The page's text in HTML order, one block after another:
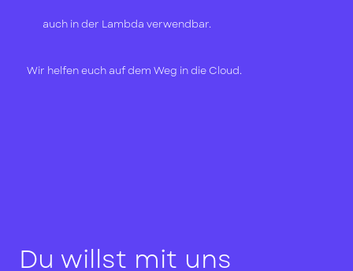
auch in der Lambda verwendbar.
Wir helfen euch auf dem Weg in die Cloud.
Du willst mit uns